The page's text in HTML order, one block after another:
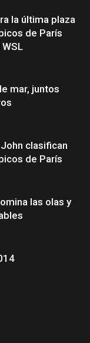
la última plaza
de París
mar, juntos
clasifican
de París
las olas y